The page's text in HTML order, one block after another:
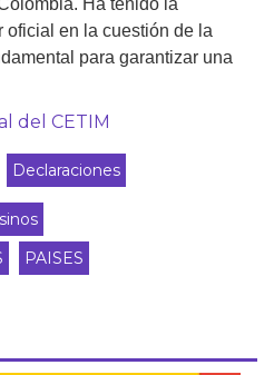
Ha tenido la
en la cuestión de la
para garantizar una
del CETIM
Declaraciones
PAISES